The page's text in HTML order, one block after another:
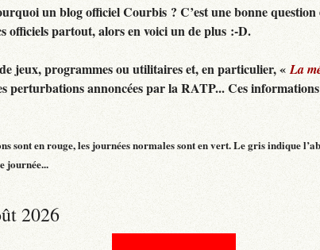
un blog officiel Courbis ? C’est une bonne
partout, alors en voici un de plus :-D.
jeux, programmes ou utilitaires et, en particulier, «La
annoncées par la RATP... Ces informations
en rouge, les journées normales sont en vert. Le gris indique
journée...
2026